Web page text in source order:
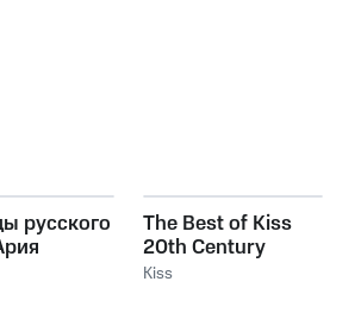
русского
The Best of Kiss
20th Century
Masters The
Kiss